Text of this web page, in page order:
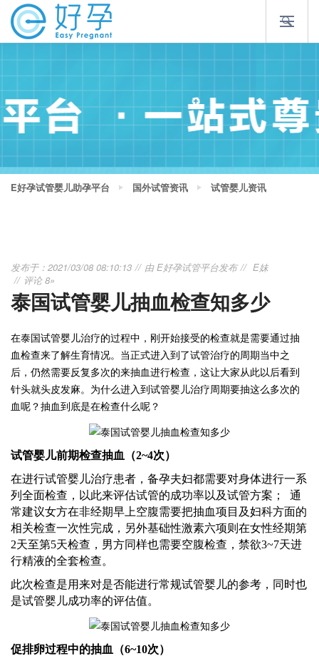
E好孕试管婴儿助孕平台 国外试管资讯 试管婴儿资讯
发布于：2021/03/08 08:10:13 由E好孕试管平台发布
E妹
评论 8»
泰国试管婴儿抽血检查知多少
在泰国试管婴儿治疗的过程中，刚开始接受的检查就是需要通过抽
血检查来了解生育情况。当正式进入到了试管治疗的周期当中之
后，仍然需要反复多次的来抽血进行检查，这让大家从此以后看到
针头就头皮发麻。为什么进入到试管婴儿治疗周期要抽这么多次的
血呢？抽血到底是在检查什么呢？
试管婴儿前期检查抽血（2~4次）
在进行试管婴儿治疗患者，备孕夫妇都需要对身体进行一系
列全面检查，以此来评估试管的成功率以及试管方案；
通
常建议女方在非经期早上空腹需要把抽血项目及妇科方面的
相关检查一次性完成，另外基础性激素六项则在女性经期第
2天至第5天检查，男方同样也需要空腹检查，禁欲3~7天进
行精液的全套检查。
此次检查是用来对是否能进行常规试管婴儿的参考，同时也
是试管婴儿成功率的评估值。
促排卵过程中的抽血（6~10次）